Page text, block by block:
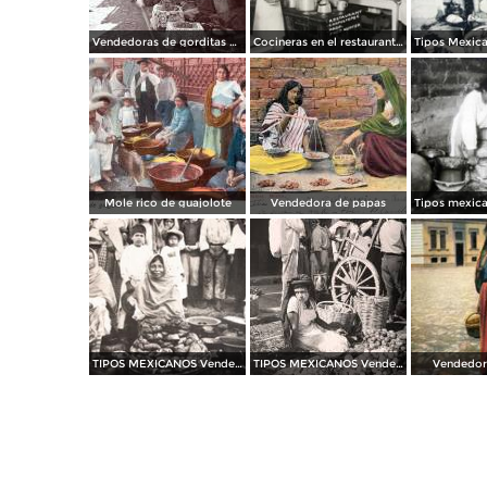
Vendedoras de gorditas Ciudad de México. Cocineras en el restaurante Chapultepec
Mole rico de guajolote Vendedora de papas
TIPOS MEXICANOS Vendedoras de Camotes TIPOS MEXICANOS Vendedora de Cebollas en Oaxaca